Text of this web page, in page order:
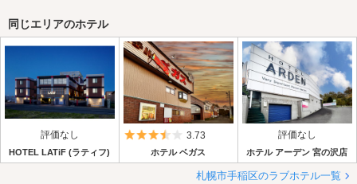
同じエリアのホテル
評価なし
HOTEL LATiF (ラティフ)
5つ星のうち3.5
3.73
ホテル ベガス
評価なし
ホテル アーデン 宮の沢店
札幌市手稲区のラブホテル一覧